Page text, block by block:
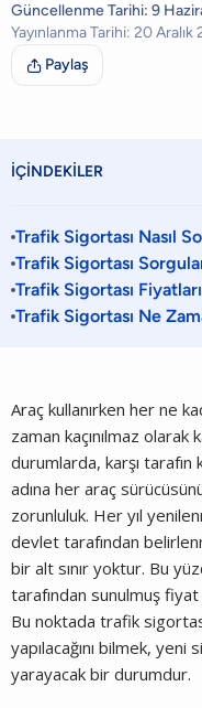
Güncellenme Tarihi: 9
Yayınlanma Tarihi: 20 Aralık
 Paylaş
İÇİNDEKİLER
Trafik Sigortası Nasıl
Trafik Sigortası
Trafik Sigortası
Trafik Sigortası Ne
Araç kullanırken her ne
zaman kaçınılmaz
durumlarda, karşı tarafın
adına her araç
zorunluluk. Her yıl
devlet tarafından
bir alt sınır yoktur. Bu
tarafından sunulmuş
Bu noktada trafik
yapılacağını bilmek,
yarayacak bir durumdur.